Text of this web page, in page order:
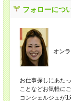
フォローにつ
オン
お仕事探しにあた
ことなどお気軽に
コンシェルジュが